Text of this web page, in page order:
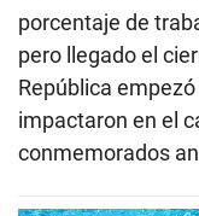
porcentaje de
pero llegado el
República
impactaron en el
conmemorados